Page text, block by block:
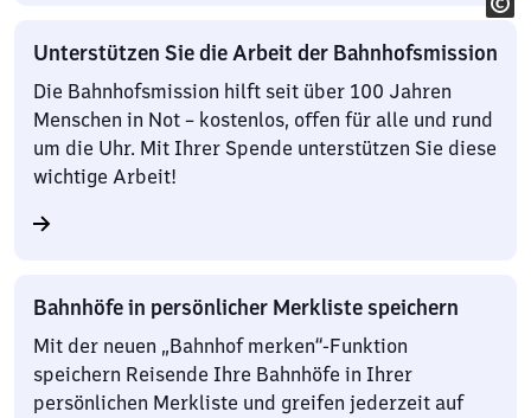
Unterstützen Sie die Arbeit der Bahnhofsmission
Die Bahnhofsmission hilft seit über 100 Jahren
Menschen in Not – kostenlos, offen für alle und rund
um die Uhr. Mit Ihrer Spende unterstützen Sie diese
wichtige Arbeit!
Bahnhöfe in persönlicher Merkliste speichern
Mit der neuen „Bahnhof merken“-Funktion
speichern Reisende Ihre Bahnhöfe in Ihrer
persönlichen Merkliste und greifen jederzeit auf